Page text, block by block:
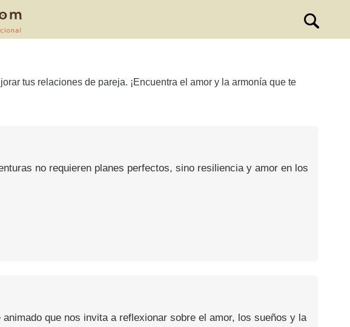
tus relaciones de pareja. ¡Encuentra el amor y la armonía que te
no requieren planes perfectos, sino resiliencia y amor en los
que nos invita a reflexionar sobre el amor, los sueños y la